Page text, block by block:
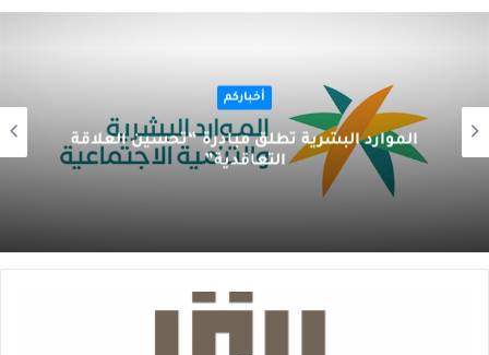
أخباركم
الموارد البشرية تطلق مبادرة “تحسين العلاقة
التعاقدية”